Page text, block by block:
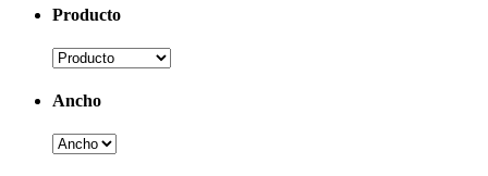
Producto
Ancho